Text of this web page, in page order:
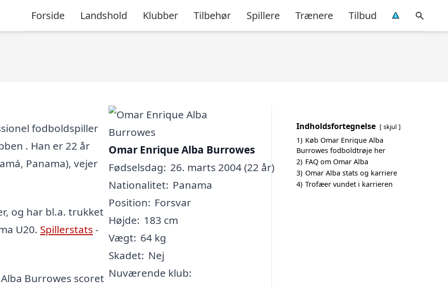
Forside Landshold Klubber Tilbehør Spillere Trænere Tilbud
fodboldspiller
. Han er 22 år
Panama), vejer
og har bl.a. trukket
U20. Spillerstats -
Burrowes scoret
Omar Enrique Alba Burrowes
Fødselsdag: 26. marts 2004 (22 år)
Nationalitet: Panama
Position: Forsvar
Højde: 183 cm
Vægt: 64 kg
Skadet: Nej
Nuværende klub:
Indholdsfortegnelse skjul
1) Køb Omar Enrique Alba
Burrowes fodboldtrøje her
2) FAQ om Omar Alba
3) Omar Alba stats og karriere
4) Trofæer vundet i karrieren